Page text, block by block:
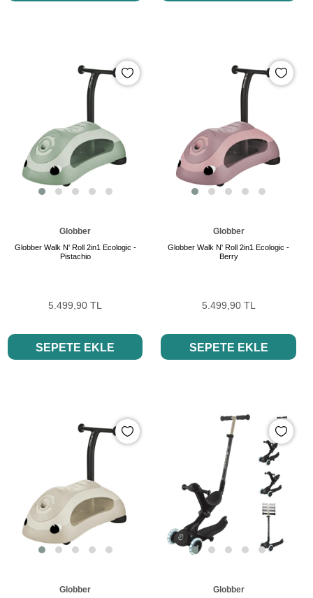
Globber
Globber Walk N' Roll 2in1 Ecologic -
Pistachio
5.499,90 TL
SEPETE EKLE
Globber
Globber Walk N' Roll 2in1 Ecologic -
Berry
5.499,90 TL
SEPETE EKLE
Globber Globber